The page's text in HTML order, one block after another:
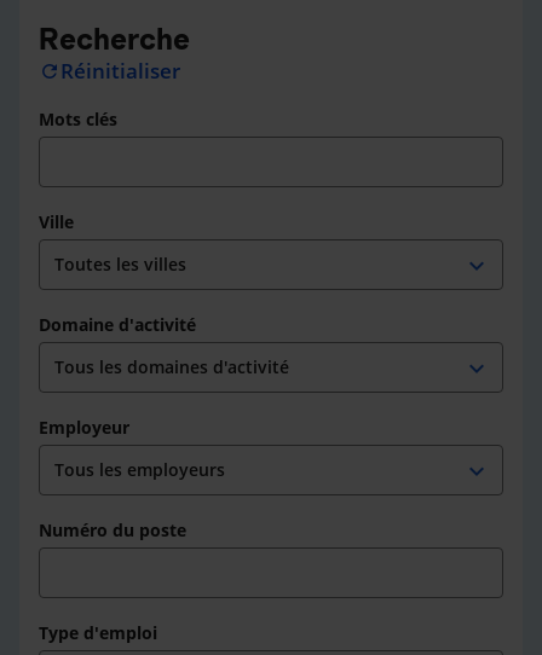
Recherche
refresh Réinitialiser
Mots clés
Ville
expand_more
Domaine d'activité
expand_more
Employeur
expand_more
Numéro du poste
Type d'emploi